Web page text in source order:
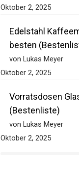
Oktober 2, 2025
Edelstahl
besten
von Lukas Meyer
Oktober 2, 2025
Vorratsdosen
(Bestenliste)
von Lukas Meyer
Oktober 2, 2025